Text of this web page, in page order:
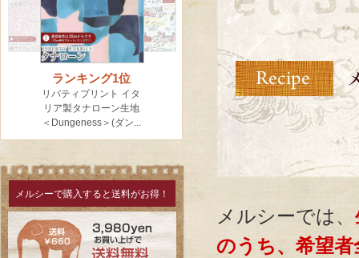
メルシーで購入すると送料がお得！
メルシーでは、
のうち、希望